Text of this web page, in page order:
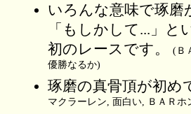
いろんな意味で琢磨
「もしかして...」
初のレースです。
(Ｂ
優勝なるか)
琢磨の真骨頂が初
マクラーレン, 面白い, ＢＡＲ